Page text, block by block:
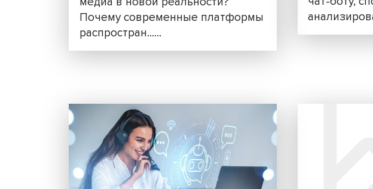
«Пап, включи телевизор.
Если он работает, то и я
работаю»